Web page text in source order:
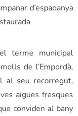
d’espadanya
terme municipal
de l’Empordà,
al seu recorregut,
aigües fresques
conviden al bany